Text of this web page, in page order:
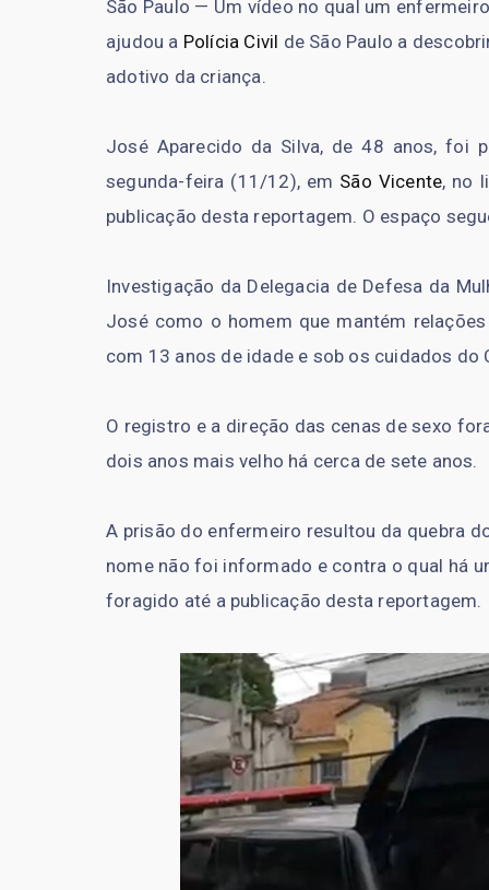
São Paulo — Um vídeo no qual um
ajudou a Polícia Civil de São Paulo a
adotivo da criança.
José Aparecido da Silva, de 48 anos, foi
segunda-feira (11/12), em São Vicente, no
publicação desta reportagem. O espaço
Investigação da Delegacia de Defesa da
José como o homem que mantém
com 13 anos de idade e sob os cuidados do
O registro e a direção das cenas de sexo
dois anos mais velho há cerca de sete anos.
A prisão do enfermeiro resultou da quebra
nome não foi informado e contra o qual há
foragido até a publicação desta reportagem.